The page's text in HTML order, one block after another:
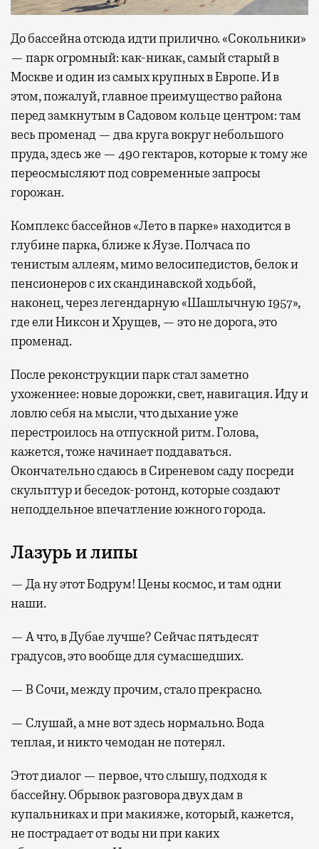
До бассейна отсюда идти прилично. «Сокольники»
— парк огромный: как-никак, самый старый в
Москве и один из самых крупных в Европе. И в
этом, пожалуй, главное преимущество района
перед замкнутым в Садовом кольце центром: там
весь променад — два круга вокруг небольшого
пруда, здесь же — 490 гектаров, которые к тому же
переосмысляют под современные запросы
горожан.
Комплекс бассейнов «Лето в парке» находится в
глубине парка, ближе к Яузе. Полчаса по
тенистым аллеям, мимо велосипедистов, белок и
пенсионеров с их скандинавской ходьбой,
наконец, через легендарную «Шашлычную 1957»,
где ели Никсон и Хрущев, — это не дорога, это
променад.
После реконструкции парк стал заметно
ухоженнее: новые дорожки, свет, навигация. Иду и
ловлю себя на мысли, что дыхание уже
перестроилось на отпускной ритм. Голова,
кажется, тоже начинает поддаваться.
Окончательно сдаюсь в Сиреневом саду посреди
скульптур и беседок-ротонд, которые создают
неподдельное впечатление южного города.
Лазурь и липы
— Да ну этот Бодрум! Цены космос, и там одни
наши.
— А что, в Дубае лучше? Сейчас пятьдесят
градусов, это вообще для сумасшедших.
— В Сочи, между прочим, стало прекрасно.
— Слушай, а мне вот здесь нормально. Вода
теплая, и никто чемодан не потерял.
Этот диалог — первое, что слышу, подходя к
бассейну. Обрывок разговора двух дам в
купальниках и при макияже, который, кажется,
не пострадает от воды ни при каких